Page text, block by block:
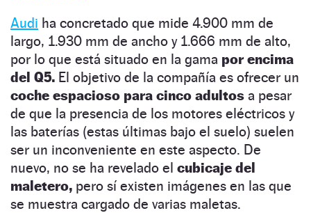
Audi ha concretado que mide 4.900 mm de
largo, 1.930 mm de ancho y 1.666 mm de alto,
por lo que está situado en la gama por encima
del Q5. El objetivo de la compañía es ofrecer un
coche espacioso para cinco adultos a pesar
de que la presencia de los motores eléctricos y
las baterías (estas últimas bajo el suelo) suelen
ser un inconveniente en este aspecto. De
nuevo, no se ha revelado el cubicaje del
maletero, pero sí existen imágenes en las que
se muestra cargado de varias maletas.